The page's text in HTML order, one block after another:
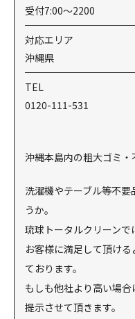
受付7:00～2200
対応エリア
沖縄県
TEL
0120-111-531
沖縄本島内の粗大ゴミ・
洗濯機やテーブル等不
うか。
琉球トータルクリーンで
お客様に満足して頂け
ております。
もしも他社より高い場
提示させて頂きます。